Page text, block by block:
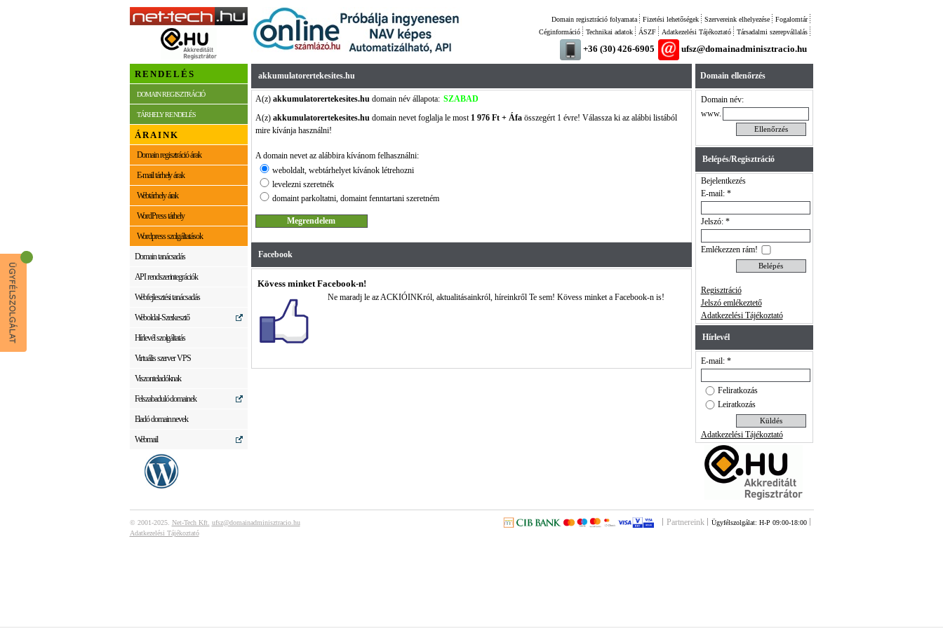
Fogalomtár
Szervereink elhelyezése
Fizetési lehetőségek
Domain regisztráció folyamata
Társadalmi szerepvállalás
Adatkezelési Tájékoztató
ÁSZF
Technikai adatok
Céginformáció
+36 (30) 426-6905 ufsz@domainadminisztracio.hu
RENDELÉS
DOMAIN REGISZTRÁCIÓ
TÁRHELY RENDELÉS
ÁRAINK
Domain regisztráció árak
E-mail tárhely árak
Webtárhely árak
WordPress tárhely
Wordpress szolgáltatások
Domain tanácsadás
API rendszerintegrációk
Webfejlesztési tanácsadás
Weboldal-Szerkesztő
Hírlevél szolgáltatás
Virtuális szerver VPS
Viszonteladóknak
Felszabaduló domainek
Eladó domain nevek
Webmail
akkumulatorertekesites.hu
A(z) akkumulatorertekesites.hudomain név állapota: SZABAD
A(z) akkumulatorertekesites.hudomain nevet foglalja le most 1 976 Ft + Áfaösszegért 1 évre! Válassza ki az alábbi listából
mire kívánja használni!
A domain nevet az alábbira kívánom felhasználni:
weboldalt, webtárhelyet kívánok létrehozni
levelezni szeretnék
domaint parkoltatni, domaint fenntartani szeretném
Facebook
Kövess minket Facebook-n!
Ne maradj le az ACKIÓINKról, aktualitásainkról, híreinkről Te sem! Kövess minket a Facebook-n is!
Domain ellenőrzés
Domain név:
www.
Belépés/Regisztráció
Bejelentkezés
E-mail: *
Jelszó: *
Emlékezzen rám!
Regisztráció
Jelszó emlékeztető
Adatkezelési Tájékoztató
Hírlevél
E-mail: *
Feliratkozás
Leiratkozás
Adatkezelési Tájékoztató
© 2001-2025. Net-Tech Kft. ufsz@domainadminisztracio.hu
Adatkezelési Tájékoztató
Partnereink Ügyfélszolgálat: H-P 09:00-18:00